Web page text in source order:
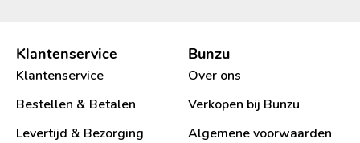
Klantenservice
Klantenservice
Bestellen & Betalen
Levertijd & Bezorging
Bunzu
Over ons
Verkopen bij Bunzu
Algemene voorwaarden